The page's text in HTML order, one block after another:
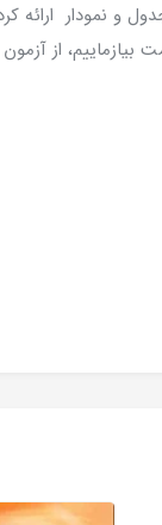
و نمودار ارائه
از